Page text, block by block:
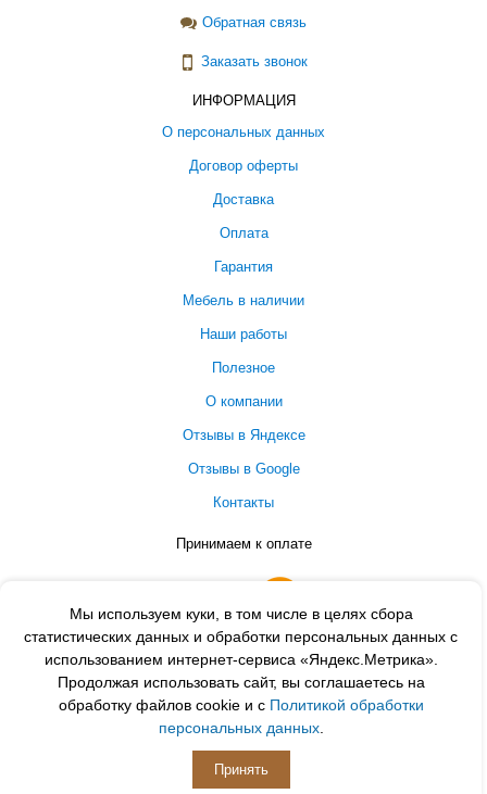
Мы используем куки, в том числе в целях сбора
статистических данных и обработки персональных данных с
использованием интернет-сервиса «Яндекс.Метрика».
Продолжая использовать сайт, вы соглашаетесь на
обработку файлов cookie и с Политикой обработки
персональных данных.
Принять
Обратная связь
Заказать звонок
ИНФОРМАЦИЯ
О персональных данных
Договор оферты
Доставка
Оплата
Гарантия
Мебель в наличии
Наши работы
Полезное
О компании
Отзывы в Яндексе
Отзывы в Google
Контакты
Принимаем к оплате
ПОДПИСЫВАЙСЯ